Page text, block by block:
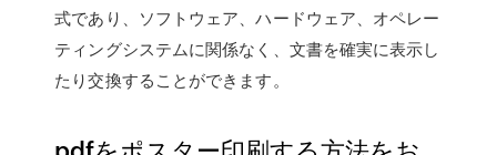
式であり、ソフトウェア、ハードウェア、オペレー
ティングシステムに関係なく、文書を確実に表示し
たり交換することができます。